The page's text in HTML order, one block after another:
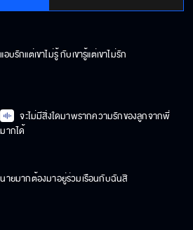
แอบรักแต่เขาไม่รู้ กับเขารู้แต่เขาไม่รัก
จะไม่มีสิ่งใดมาพรากความรักของลูกจากพี่
มากได้
นายมากต้องมาอยู่ร่วมเรือนกับฉันสิ